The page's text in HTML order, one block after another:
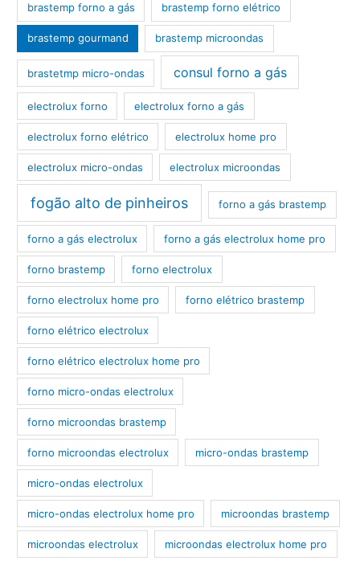
brastemp forno a gás brastemp forno elétrico
brastemp gourmand brastemp microondas
brastetmp micro-ondas consul forno a gás
electrolux forno electrolux forno a gás
electrolux forno elétrico electrolux home pro
electrolux micro-ondas electrolux microondas
fogão alto de pinheiros forno a gás brastemp
forno a gás electrolux forno a gás electrolux home pro
forno brastemp forno electrolux
forno electrolux home pro forno elétrico brastemp
forno elétrico electrolux
forno elétrico electrolux home pro
forno micro-ondas electrolux
forno microondas brastemp
forno microondas electrolux micro-ondas brastemp
micro-ondas electrolux
micro-ondas electrolux home pro microondas brastemp
microondas electrolux microondas electrolux home pro